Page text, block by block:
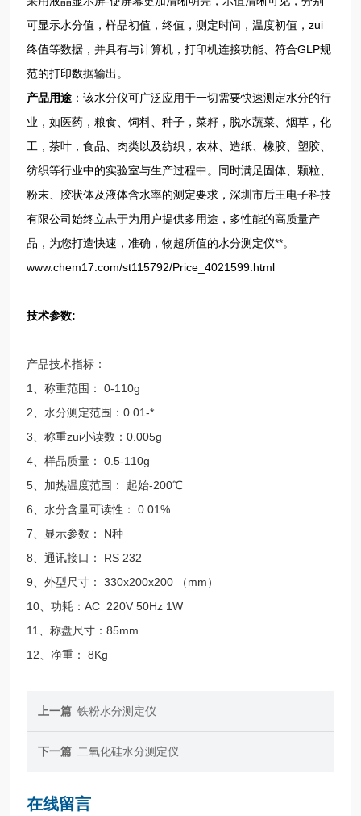
可显示水分值，样品初值，终值，测定时间，温度初值，zui
终值等数据，并具有与计算机，打印机连接功能、符合GLP规
范的打印数据输出。
产品用途 ：该水分仪可广泛应用于一切需要快速测定水分的行
业，如医药，粮食、饲料、种子，菜籽，脱水蔬菜、烟草，化
工，茶叶，食品、肉类以及纺织，农林、造纸、橡胶、塑胶、
纺织等行业中的实验室与生产过程中。同时满足固体、颗粒、
粉末、胶状体及液体含水率的测定要求，深圳市后王电子科技
有限公司始终立志于为用户提供多用途，多性能的高质量产
品，为您打造快速，准确，物超所值的水分测定仪**。
www.chem17.com/st115792/Price_4021599.html
技术参数:
产品技术指标：
1、称重范围： 0-110g
2、水分测定范围：0.01-*
3、称重zui小读数：0.005g
4、样品质量： 0.5-110g
5、加热温度范围： 起始-200℃
6、水分含量可读性： 0.01%
7、显示参数： N种
8、通讯接口： RS 232
9、外型尺寸： 330x200x200 （mm）
10、功耗：AC 220V 50Hz 1W
11、称盘尺寸：85mm
12、净重： 8Kg
上一篇 铁粉水分测定仪
下一篇 二氧化硅水分测定仪
在线留言